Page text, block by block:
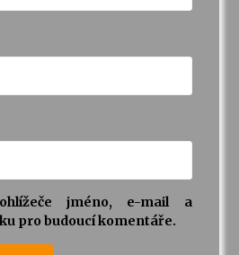
jméno, e-mail a
pro budoucí komentáře.